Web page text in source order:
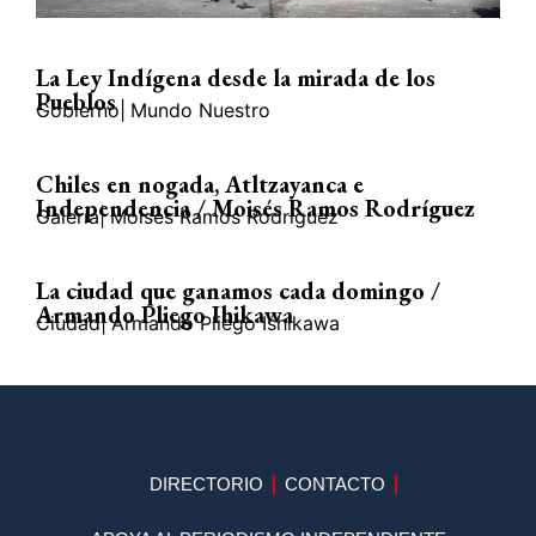
La Ley Indígena desde la mirada de los
Pueblos
Gobierno Mundo Nuestro
Chiles en nogada, Atltzayanca e
Independencia / Moisés Ramos Rodríguez
Galería| Moisés Ramos Rodríguez
La ciudad que ganamos cada domingo /
Armando Pliego Ihikawa
Ciudad| Armando Pliego Ishikawa
DIRECTORIO CONTACTO